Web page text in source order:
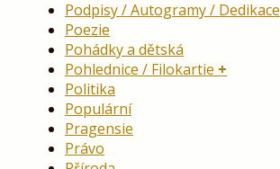
Podpisy / Autogramy / Dedikace
Poezie
Pohádky a dětská
Pohlednice / Filokartie
Politika
Populární
Pragensie
Právo